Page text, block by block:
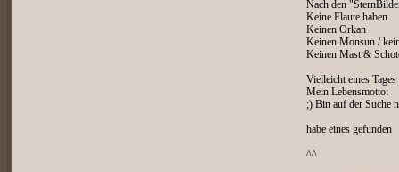
Nach den
Keine Flaute haben
Keinen Orkan
Keinen Monsun /
Keinen Mast &
Vielleicht eines
Mein Lebensmotto:
;) Bin auf der Suche
habe eines gefunden
^^